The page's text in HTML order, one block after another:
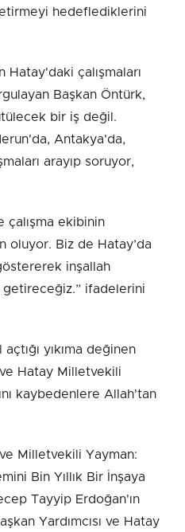
hedeflediklerini
Hatay'daki çalışmaları
Başkan Öntürk,
bir iş değil.
Antakya'da,
arayıp soruyor,
çalışma ekibinin
oluyor. Biz de Hatay’da
inşallah
getireceğiz.” ifadelerini
yıkıma değinen
ve Hatay Milletvekili
kaybedenlere Allah'tan
ve Milletvekili Yayman:
Bin Yıllık Bir İnşaya
Tayyip Erdoğan'ın
Yardımcısı ve Hatay